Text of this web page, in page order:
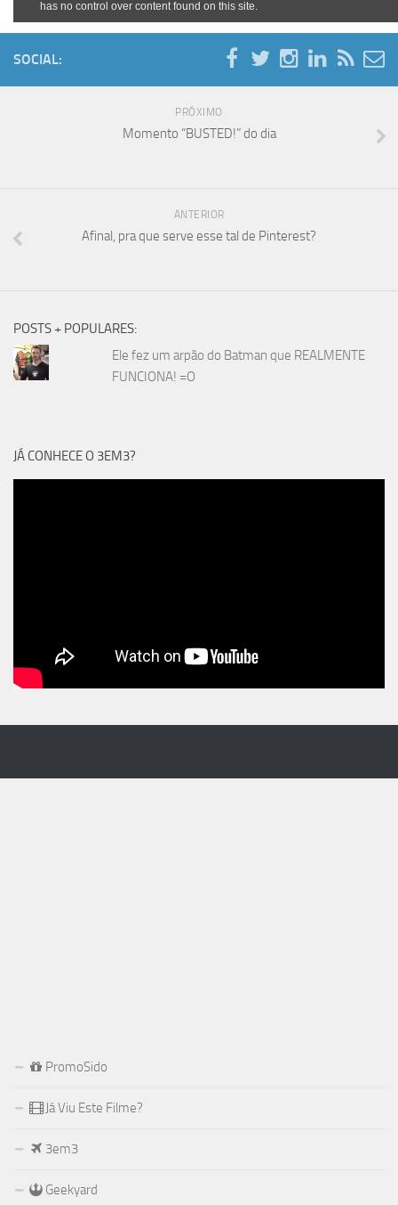
SOCIAL:
PRÓXIMO
Momento “BUSTED!” do dia
ANTERIOR
Afinal, pra que serve esse tal de Pinterest?
POSTS + POPULARES:
Ele fez um arpão do Batman que REALMENTE
FUNCIONA! =O
JÁ CONHECE O 3EM3?
PromoSido
Já Viu Este Filme?
3em3
Geekyard